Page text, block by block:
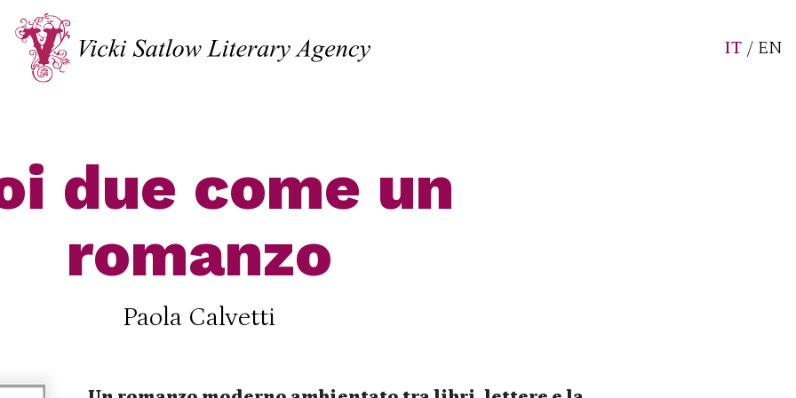
IT / EN
due come un
romanzo
Paola Calvetti